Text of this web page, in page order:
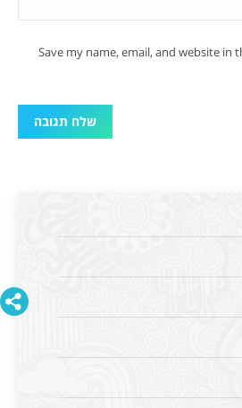
Save my name, email, and website in
שלח תגובה